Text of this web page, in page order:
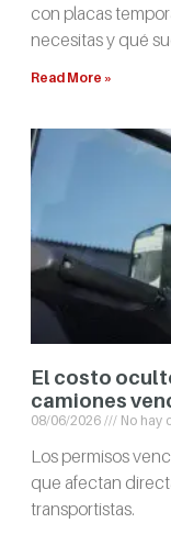
con placas
necesitas y qué
Read More »
El costo
camiones
08/06/2026 No hay
Los permisos
que afectan
transportistas.